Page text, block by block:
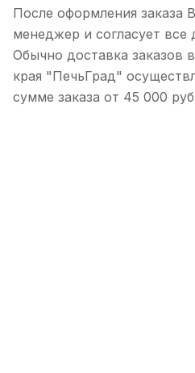
После оформления заказа
менеджер и согласует все
Обычно доставка заказов
края "ПечьГрад"
сумме заказа от 45 000